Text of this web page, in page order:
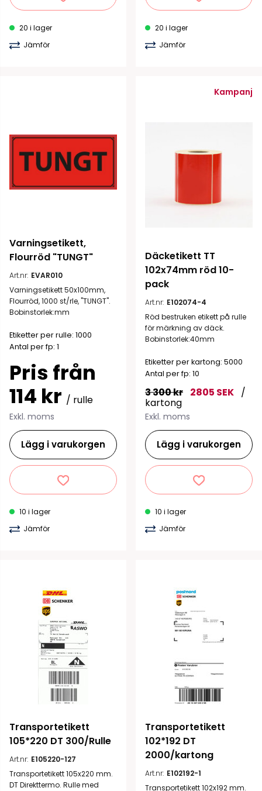
20 i lager
Jämför
20 i lager
Jämför
Varningsetikett,
Flourröd "TUNGT"
Art.nr: EVAR010
Varningsetikett 50x100mm,
Flourröd, 1000 st/rle, "TUNGT".
Bobinstorlek:mm
Etiketter per rulle: 1000
Antal per fp: 1
Pris från
114 kr / rulle
Exkl. moms
Lägg i varukorgen
10 i lager
Jämför
Kampanj
Däcketikett TT
102x74mm röd 10-
pack
Art.nr: E102074-4
Röd bestruken etikett på rulle
för märkning av däck.
Bobinstorlek:40mm
Etiketter per kartong: 5000
Antal per fp: 10
3 300 kr 2805 SEK /
kartong
Exkl. moms
Lägg i varukorgen
10 i lager
Jämför
Transportetikett
105*220 DT 300/Rulle
Art.nr: E105220-127
Transportetikett 105x220 mm.
DT Direkttermo. Rulle med
Transportetikett
102*192 DT
2000/kartong
Art.nr: E102192-1
Transportetikett 102x192 mm.